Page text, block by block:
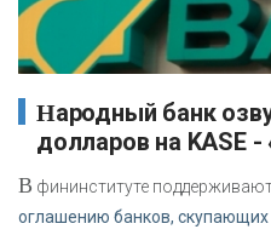
Народный банк озвучил объем покупки
долларов на KASE
В фининституте
оглашению банков,